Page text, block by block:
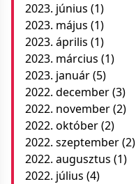
2023. június (1)
2023. május (1)
2023. április (1)
2023. március (1)
2023. január(5)
2022. december(3)
2022. november(2)
2022. október(2)
2022. szeptember(2)
2022. augusztus (1)
2022. július (4)